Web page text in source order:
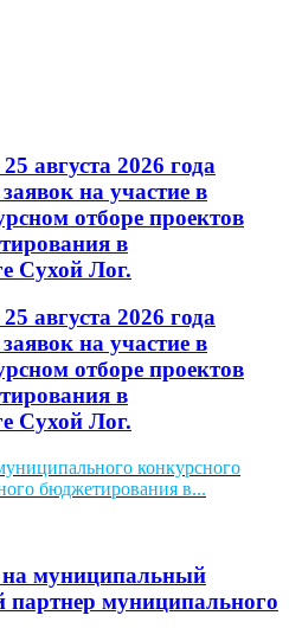
августа 2026 года
на участие в
отборе проектов
в
Сухой Лог.
августа 2026 года
на участие в
отборе проектов
в
Сухой Лог.
конкурсного
бюджетирования в...
муниципальный
муниципального